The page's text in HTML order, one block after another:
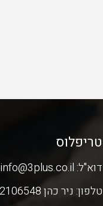
טריפלוס
דוא"ל: info@3plus.co.il
טלפון: ניר כהן 050-2106548